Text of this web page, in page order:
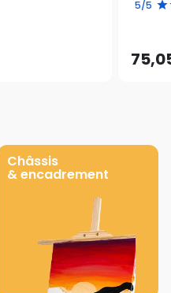
5/5
Châssis
& encadrement